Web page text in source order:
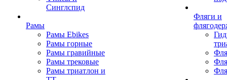
Синглспид
Рамы
Рамы Ebikes
Рамы горные
Рамы гравийные
Рамы трековые
Рамы триатлон и
Фляги и